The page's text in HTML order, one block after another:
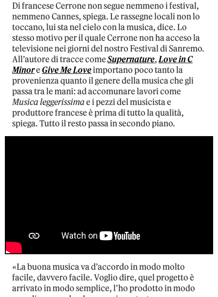
Di francese Cerrone non segue nemmeno i festival,
nemmeno Cannes, spiega. Le rassegne locali non lo
toccano, lui sta nel cielo con la musica, dice. Lo
stesso motivo per il quale Cerrone non ha acceso la
televisione nei giorni del nostro Festival di Sanremo.
All’autore di tracce comeSupernature,Love in C
MinoreGive Me Loveimportano poco tanto la
provenienza quanto il genere della musica che gli
passa tra le mani: ad accomunare lavori come
Musica leggerissimae i pezzi del musicista e
produttore francese è prima di tutto la qualità,
spiega. Tutto il resto passa in secondo piano.
«La buona musica va d’accordo in modo molto
facile, davvero facile. Voglio dire, quel progetto è
arrivato in modo semplice, l’ho prodotto in modo